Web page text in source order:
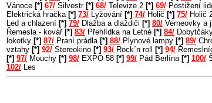
Vánoce [*] 67/ Silvestr [*] 68/ Televize 2 [*] 69/ Postižení
Elektrická hračka [*] 73/ Lyžování [*] 74/ Holič [*] 75/ Holič
Led a chlazení [*] 79/ Dlažba a dlaždiči [*] 80/ Verneovky a
Řemesla - kovář [*] 83/ Přehlídka na Letné [*] 84/
lokotky [*] 87/ Praní prádla [*] 88/ Plynové lampy [*] 89/
vztahy [*] 92/ Stereokino [*] 93/ Rock´n roll [*] 94/
[*] 97/ Mouchy [*] 98/ EXPO 58 [*] 99/ Pád Berlína [*] 100/
102/ Les